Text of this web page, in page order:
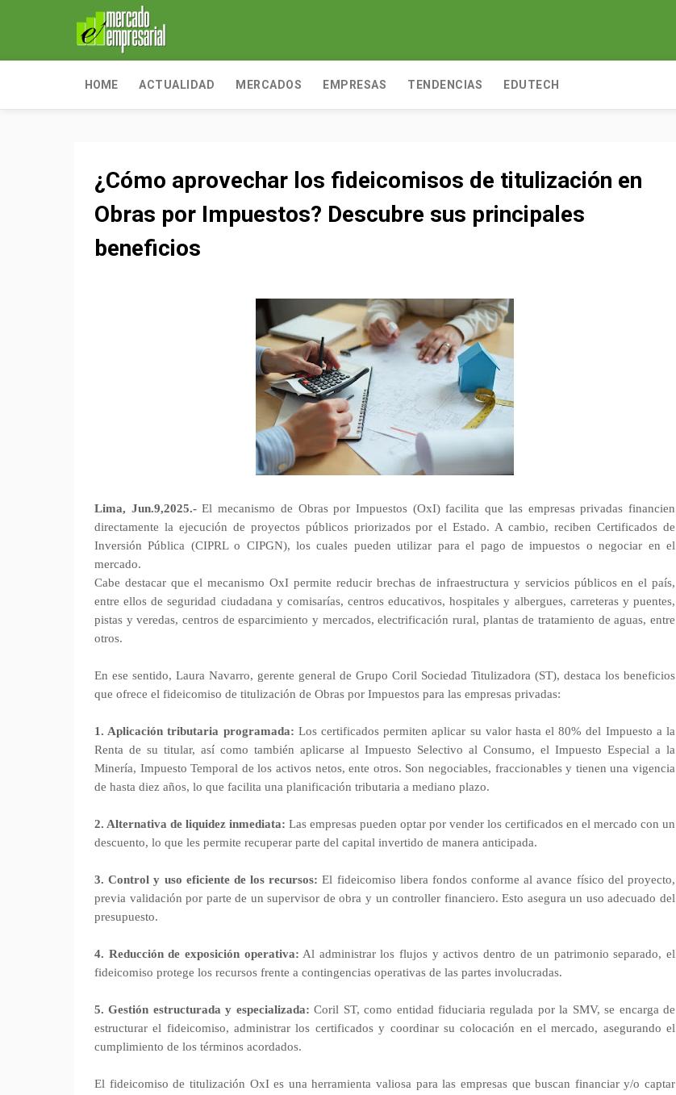
HOME ACTUALIDAD MERCADOS EMPRESAS TENDENCIAS EDUTECH
¿Cómo aprovechar los fideicomisos de titulización en
Obras por Impuestos? Descubre sus principales
beneficios
Lima, Jun.9,2025.-El mecanismo de Obras por Impuestos (OxI) facilita que las empresas privadas financien
directamente la ejecución de proyectos públicos priorizados por el Estado. A cambio, reciben Certificados de
Inversión Pública (CIPRL o CIPGN), los cuales pueden utilizar para el pago de impuestos o negociar en el
mercado.
Cabe destacar que el mecanismo OxI permite reducir brechas de infraestructura y servicios públicos en el país,
entre ellos de seguridad ciudadana y comisarías, centros educativos, hospitales y albergues, carreteras y puentes,
pistas y veredas, centros de esparcimiento y mercados, electrificación rural, plantas de tratamiento de aguas, entre
otros.
En ese sentido, Laura Navarro, gerente general de Grupo Coril Sociedad Titulizadora (ST), destaca los beneficios
que ofrece el fideicomiso de titulización de Obras por Impuestos para las empresas privadas:
1. Aplicación tributaria programada: Los certificados permiten aplicar su valor hasta el 80% del Impuesto a la
Renta de su titular, así como también aplicarse al Impuesto Selectivo al Consumo, el Impuesto Especial a la
Minería, Impuesto Temporal de los activos netos, ente otros. Son negociables, fraccionables y tienen una vigencia
de hasta diez años, lo que facilita una planificación tributaria a mediano plazo.
2. Alternativa de liquidez inmediata: Las empresas pueden optar por vender los certificados en el mercado con un
descuento, lo que les permite recuperar parte del capital invertido de manera anticipada.
3. Control y uso eficiente de los recursos: El fideicomiso libera fondos conforme al avance físico del proyecto,
previa validación por parte de un supervisor de obra y un controller financiero. Esto asegura un uso adecuado del
presupuesto.
4. Reducción de exposición operativa: Al administrar los flujos y activos dentro de un patrimonio separado, el
fideicomiso protege los recursos frente a contingencias operativas de las partes involucradas.
5. Gestión estructurada y especializada:Coril ST, como entidad fiduciaria regulada por la SMV, se encarga de
estructurar el fideicomiso, administrar los certificados y coordinar su colocación en el mercado, asegurando el
cumplimiento de los términos acordados.
El fideicomiso de titulización OxI es una herramienta valiosa para las empresas que buscan financiar y/o captar